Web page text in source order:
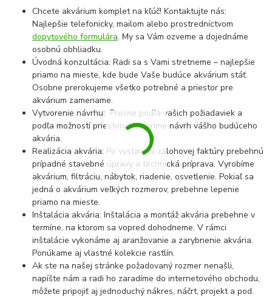
Chcete akvárium komplet na kľúč! Kontaktujte nás:
Najlepšie telefonicky, mailom alebo prostredníctvom
dopytového formulára. My sa Vám ozveme a dojednáme
osobnú obhliadku.
Úvodná konzultácia: Radi sa s Vami stretneme – najlepšie
priamo na mieste, kde bude Vaše budúce akvárium stáť.
Osobne prerokujeme všetko potrebné a priestor pre
akvárium zameriame.
Vytvorenie návrhu: Presne podľa vašich požiadaviek a
podľa možností priestoru vytvoríme návrh vášho budúceho
akvária.
Realizácia akvária: Po vystavení zálohovej faktúry prebehnú
prípadné stavebné úpravy a technická príprava. Vyrobíme
akvárium, filtráciu, nábytok, riadenie, osvetlenie. Pokiaľ sa
jedná o akvárium veľkých rozmerov, prebehne lepenie
priamo na mieste.
Inštalácia akvária: Inštalácia a montáž akvária prebehne v
termíne, na ktorom sa vopred dohodneme. V rámci
inštalácie vykonáme aj aranžovanie a zarybnenie akvária.
Ponúkame aj vlastné kolekcie rastlín.
Ak ste na našej stránke požadovaný rozmer nenašli,
napíšte nám a radi ho zaradíme do internetového obchodu,
môžete pripojiť aj jednoduchý nákres, náčrt, projekt a pod.